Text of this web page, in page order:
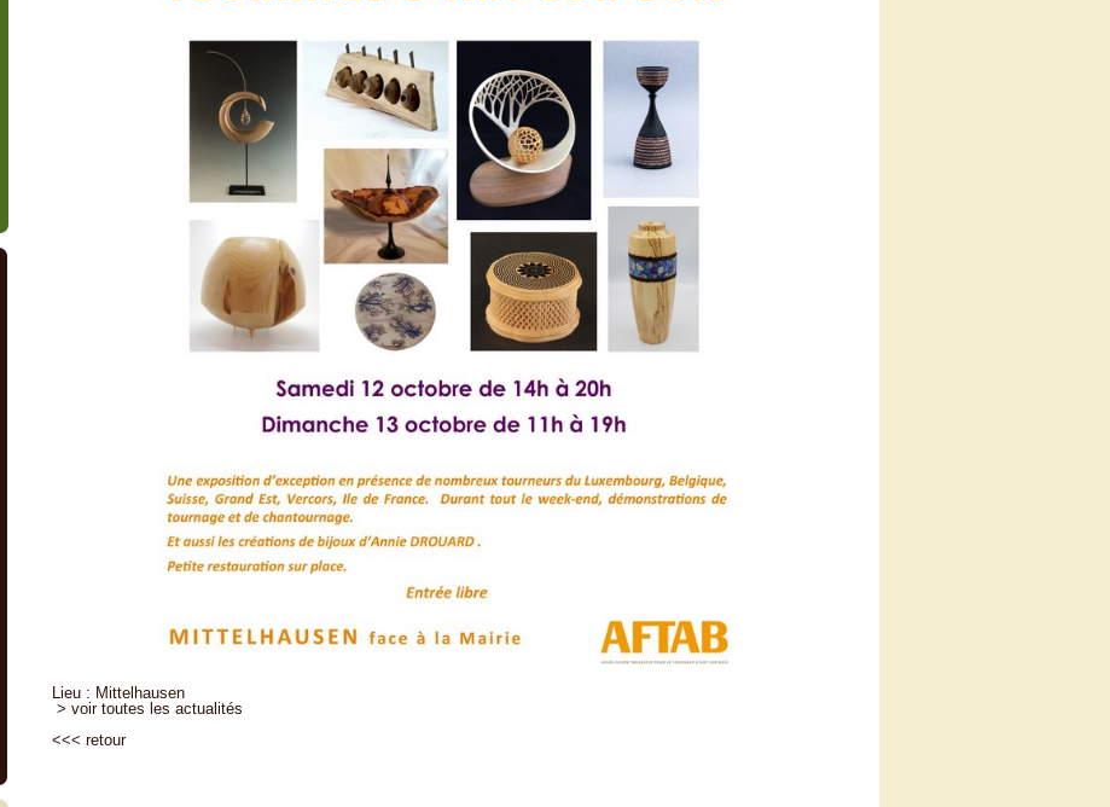
Lieu : Mittelhausen
> voir toutes les actualités
<<< retour